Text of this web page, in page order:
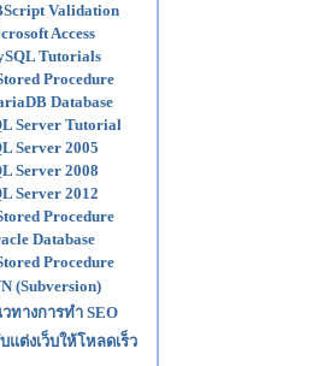
Validation
Access
Tutorials
Procedure
Database
Server Tutorial
Server 2005
Server 2008
Server 2012
Procedure
Database
Procedure
(Subversion)
ทางการทำ SEO
แต่งเว็บให้โหลดเร็ว